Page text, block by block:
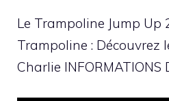
Le Trampoline Jump Up
Trampoline : Découvrez
Charlie INFORMATIONS